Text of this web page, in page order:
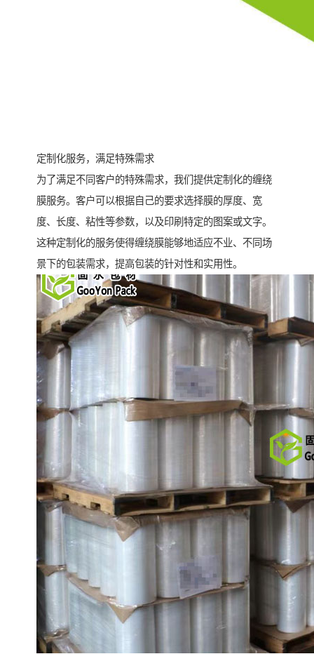
定制化服务，满足特殊需求
为了满足不同客户的特殊需求，我们提供定制化的缠绕
膜服务。客户可以根据自己的要求选择膜的厚度、宽
度、长度、粘性等参数，以及印刷特定的图案或文字。
这种定制化的服务使得缠绕膜能够地适应不业、不同场
景下的包装需求，提高包装的针对性和实用性。